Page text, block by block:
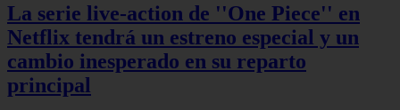
La serie live-action de ''One Piece'' en
Netflix tendrá un estreno especial y un
cambio inesperado en su reparto
principal